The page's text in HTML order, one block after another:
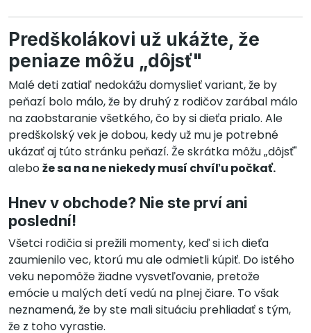
Predškolákovi už ukážte, že
peniaze môžu „dôjsť"
Malé deti zatiaľ nedokážu domyslieť variant, že by
peňazí bolo málo, že by druhý z rodičov zarábal málo
na zaobstaranie všetkého, čo by si dieťa prialo. Ale
predškolský vek je dobou, kedy už mu je potrebné
ukázať aj túto stránku peňazí. Že skrátka môžu „dôjsť"
alebože sa na ne niekedy musí chvíľu počkať.
Hnev v obchode? Nie ste prví ani
poslední!
Všetci rodičia si prežili momenty, keď si ich dieťa
zaumienilo vec, ktorú mu ale odmietli kúpiť. Do istého
veku nepomôže žiadne vysvetľovanie, pretože
emócie u malých detí vedú na plnej čiare. To však
neznamená, že by ste mali situáciu prehliadať s tým,
že z toho vyrastie.